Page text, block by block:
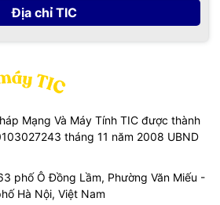
Địa chỉ TIC
Mạng Và Máy Tính TIC được thành
tháng 11 năm 2008 UBND
phố Ô Đồng Lầm, Phường Văn Miếu -
Hà Nội, Việt Nam